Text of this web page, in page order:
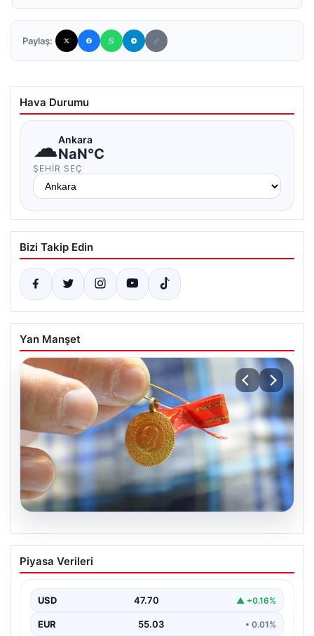
Paylaş:
Hava Durumu
☁Ankara
NaN°C
ŞEHIR SEÇ
Bizi Takip Edin
Yan Manşet
06.08.2026
Altın fiyatları canlı 8 Nisan 2026: Altın
fiyatları ne kadar oldu? Gram, çeyrek,
fiyatları
Piyasa Verileri
USD 47.70 ▲ +0.16%
EUR 55.03 • 0.01%